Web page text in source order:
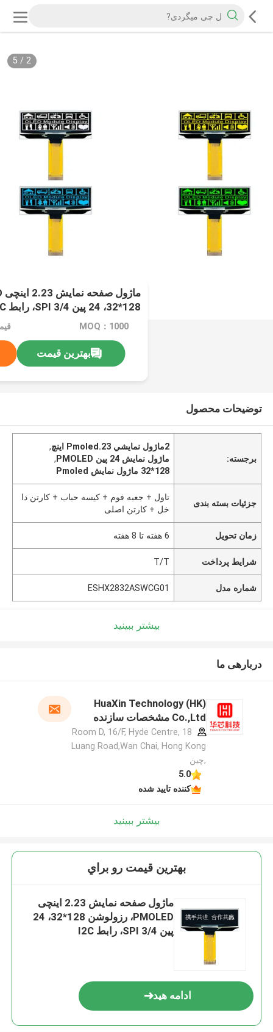
2
/
5
128*32، 24 پین 3/4 SPI، رابط I2C
MOQ：1000
بهترین قیمت
توضیحات محصول
برجسته:
2ماژول نمايشي Pmoled.23 اينچ
,
ماژول نمایش 24 پین PMOLED
,
128*32 ماژول نمایش Pmoled
جزئیات بسته بندی
تاول + جعبه فوم + کیسه حباب + کارتن دا
خل + کارتن اصلی
زمان تحویل 6 هفته تا 8 هفته
شرایط پرداخت T/T
شماره مدل ESHX2832ASWCG01
بیشتر ببینید
دربارهی ما
HuaXin Technology (HK)
Co.,Ltd مشخصات سازنده
Room D, 16/F, Hyde Centre, 18
Luang Road,Wan Chai, Hong Kong
,چین
5.0
کننده تایید شده
بیشتر ببینید
بهترين قيمت رو براي
ماژول صفحه نمایش 2.23 اینچی
PMOLED، رزولوشن 128*32، 24
پین 3/4 SPI، رابط I2C
ادامه هید